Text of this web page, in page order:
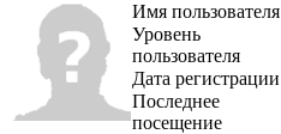
Имя пользователя
Уровень
пользователя
Дата регистрации
Последнее
посещение